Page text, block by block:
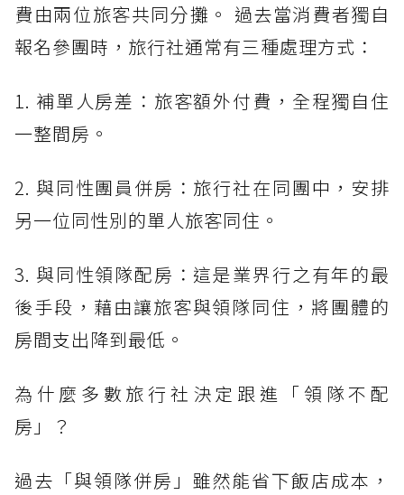
費由兩位旅客共同分攤。 過去當消費者獨自
報名參團時，旅行社通常有三種處理方式：
1. 補單人房差：旅客額外付費，全程獨自住
一整間房。
2. 與同性團員併房：旅行社在同團中，安排
另一位同性別的單人旅客同住。
3. 與同性領隊配房：這是業界行之有年的最
後手段，藉由讓旅客與領隊同住，將團體的
房間支出降到最低。
為什麼多數旅行社決定跟進「領隊不配
房」？
過去「與領隊併房」雖然能省下飯店成本，